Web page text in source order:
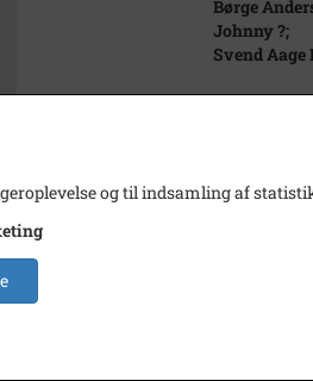
Børge
Johnny ?;
Svend
3. række fra
Knud
Årstal
og til indsamling af